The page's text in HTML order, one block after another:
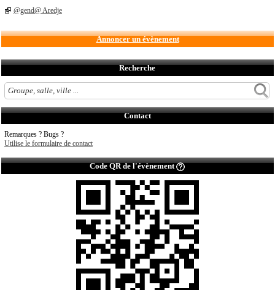
@gend@ Aredje
Annoncer un évènement
Recherche
Contact
Remarques ? Bugs ?
Utilise le formulaire de contact
Code QR de l'évènement